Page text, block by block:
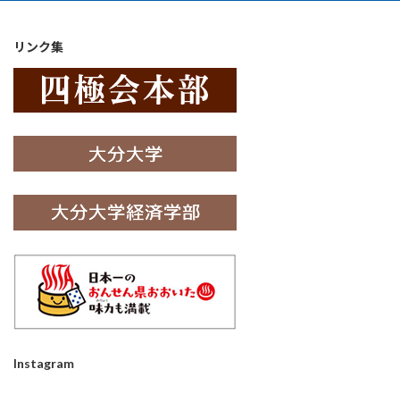
リンク集
Instagram